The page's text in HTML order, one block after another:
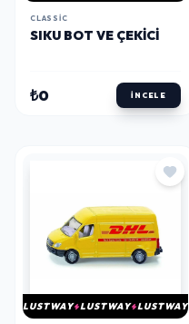
CLASSIC
SIKU BOT VE ÇEKICI
₺0 İNCELE
LUSTWAY LUSTWAY LUSTWAY